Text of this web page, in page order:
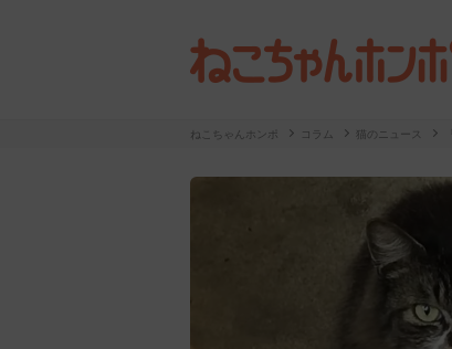
ねこちゃんホンポ コラム 猫のニュース